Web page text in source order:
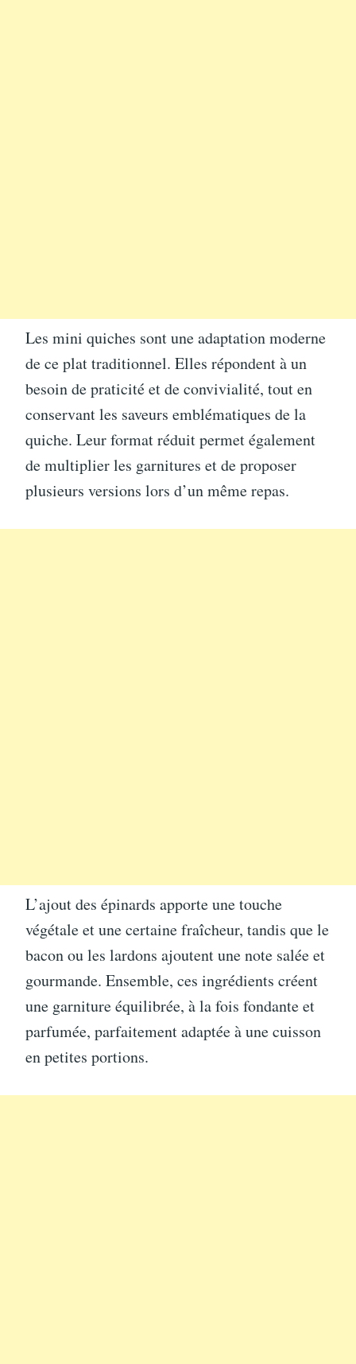
Les mini quiches sont une adaptation moderne
de ce plat traditionnel. Elles répondent à un
besoin de praticité et de convivialité, tout en
conservant les saveurs emblématiques de la
quiche. Leur format réduit permet également
de multiplier les garnitures et de proposer
plusieurs versions lors d’un même repas.
L’ajout des épinards apporte une touche
végétale et une certaine fraîcheur, tandis que le
bacon ou les lardons ajoutent une note salée et
gourmande. Ensemble, ces ingrédients créent
une garniture équilibrée, à la fois fondante et
parfumée, parfaitement adaptée à une cuisson
en petites portions.